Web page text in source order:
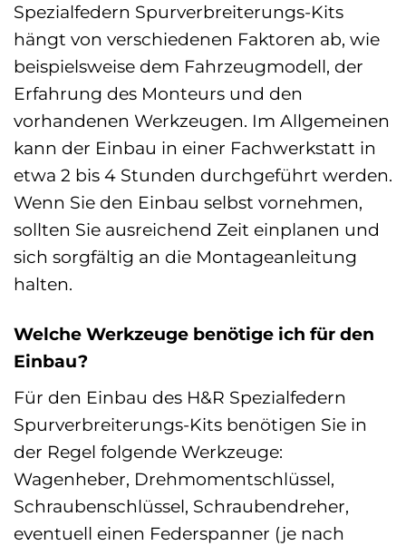
Spezialfedern Spurverbreiterungs-Kits
hängt von verschiedenen Faktoren ab, wie
beispielsweise dem Fahrzeugmodell, der
Erfahrung des Monteurs und den
vorhandenen Werkzeugen. Im Allgemeinen
kann der Einbau in einer Fachwerkstatt in
etwa 2 bis 4 Stunden durchgeführt werden.
Wenn Sie den Einbau selbst vornehmen,
sollten Sie ausreichend Zeit einplanen und
sich sorgfältig an die Montageanleitung
halten.
Welche Werkzeuge benötige ich für den
Einbau?
Für den Einbau des H&R Spezialfedern
Spurverbreiterungs-Kits benötigen Sie in
der Regel folgende Werkzeuge:
Wagenheber, Drehmomentschlüssel,
Schraubenschlüssel, Schraubendreher,
eventuell einen Federspanner (je nach